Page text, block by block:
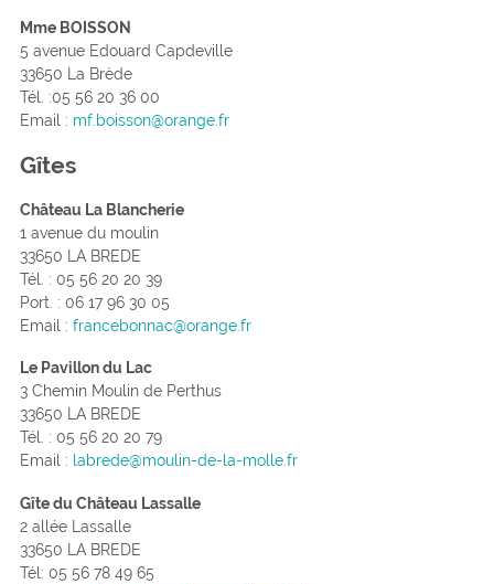
Mme BOISSON
5 avenue Edouard Capdeville
33650 La Brède
Tél. :05 56 20 36 00
Email : mf.boisson@orange.fr
Gîtes
Château La Blancherie
1 avenue du moulin
33650 LA BREDE
Tél. : 05 56 20 20 39
Port. : 06 17 96 30 05
Email : francebonnac@orange.fr
Le Pavillon du Lac
3 Chemin Moulin de Perthus
33650 LA BREDE
Tél. : 05 56 20 20 79
Email : labrede@moulin-de-la-molle.fr
Gîte du Château Lassalle
2 allée Lassalle
33650 LA BREDE
Tél: 05 56 78 49 65